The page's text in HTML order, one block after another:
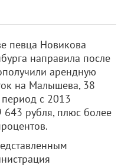
певца Новикова
направила после
арендную
на Малышева, 38
период с 2013
643 рубля, плюс более